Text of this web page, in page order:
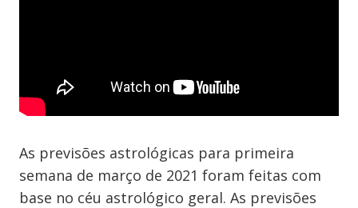
As previsões astrológicas para primeira
semana de março de 2021 foram feitas com
base no céu astrológico geral. As previsões